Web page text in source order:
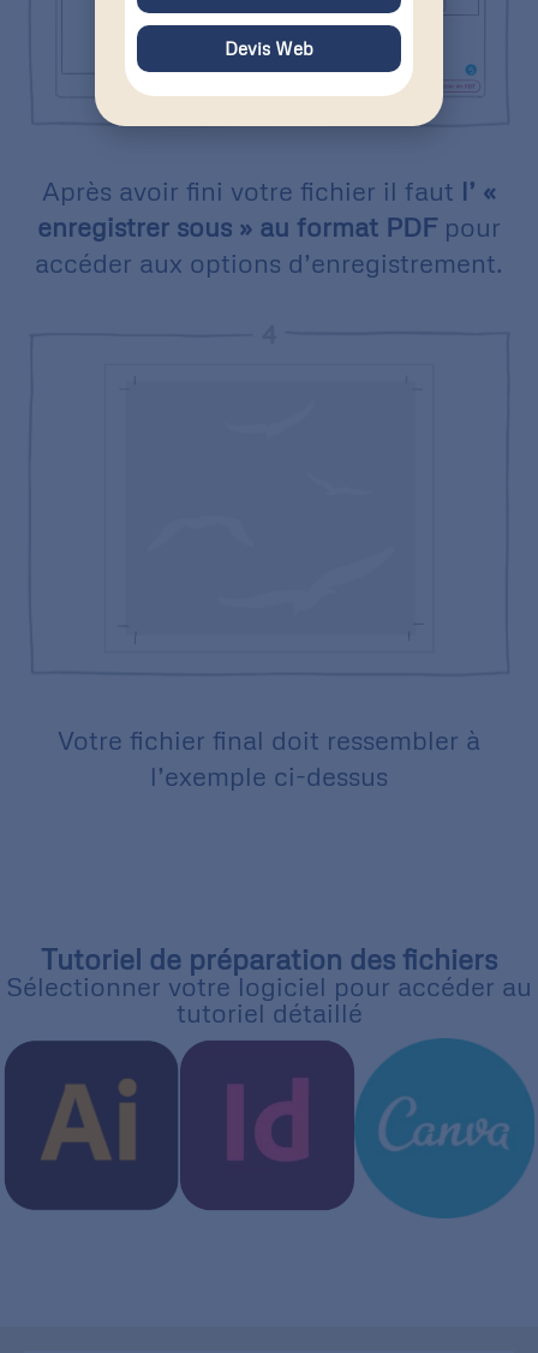
Après avoir fini votre fichier il faut l’ «
enregistrer sous » au format PDF pour
accéder aux options d’enregistrement.
Votre fichier final doit ressembler à
l’exemple ci-dessus
Tutoriel de préparation des fichiers
Sélectionner votre logiciel pour accéder au
tutoriel détaillé
Devis Web